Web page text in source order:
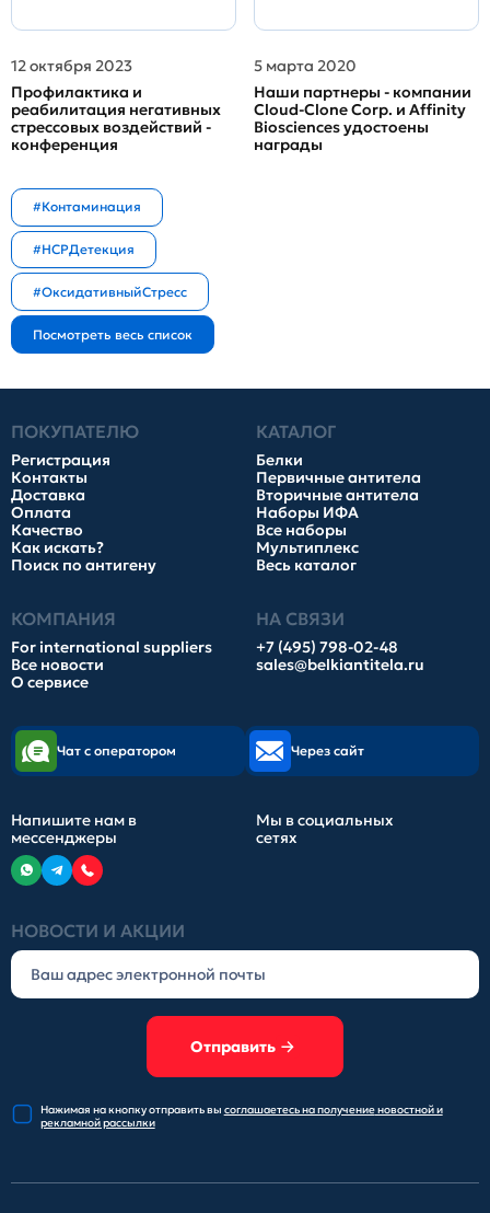
12 октября 2023
Профилактика и
реабилитация негативных
стрессовых воздействий -
конференция
5 марта 2020
Наши партнеры - компании
Cloud-Clone Corp. и Affinity
Biosciences удостоены
награды
#Контаминация
#HCPДетекция
#ОксидативныйСтресс
ПОКУПАТЕЛЮ
Регистрация
Контакты
Доставка
Оплата
Качество
Как искать?
Поиск по антигену
КАТАЛОГ
Белки
Первичные антитела
Вторичные антитела
Наборы ИФА
Все наборы
Мультиплекс
Весь каталог
КОМПАНИЯ
For international suppliers
Все новости
О сервисе
НА СВЯЗИ
+7 (495) 798-02-48
sales@belkiantitela.ru
НОВОСТИ И АКЦИИ
Отправить
Нажимая на кнопку отправитьвы соглашаетесь на получениеновостной и
рекламной рассылки
Чат с оператором Через сайт
Напишите нам в
мессенджеры
Мы в социальных
сетях